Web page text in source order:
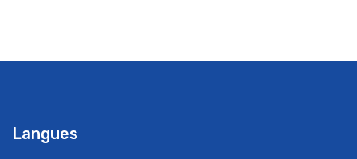
Langues